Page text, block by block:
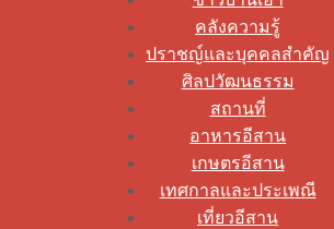
คลังความรู้
ปราชญ์และบุคคลสำคัญ
ศิลปวัฒนธรรม
สถานที่
อาหารอีสาน
เกษตรอีสาน
เทศกาลและประเพณี
เที่ยวอีสาน